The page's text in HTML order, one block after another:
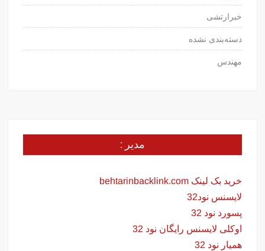
خبرارتشی
دسته‌بندی نشده
مهندس
مدیر :
خرید بک لینک behtarinbacklink.com
لایسنس نود32
پسورد نود 32
اوکلی لایسنس رایگان نود 32
همیار نود 32